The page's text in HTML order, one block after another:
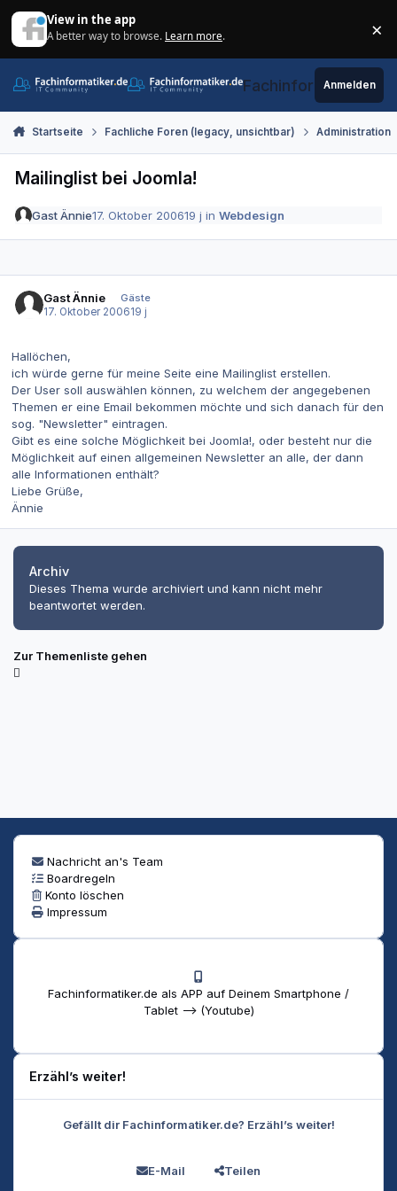
View in the app
A better way to browse. Learn more. ×
Fachinformatiker.de
Anmelden
Startseite Fachliche Foren (legacy, unsichtbar) Administration
Mailinglist bei Joomla!
Gast Ännie17. Oktober 200619 j inWebdesign
Gast Ännie
Gäste
17. Oktober 200619 j
Hallöchen,
ich würde gerne für meine Seite eine Mailinglist erstellen.
Der User soll auswählen können, zu welchem der angegebenen
Themen er eine Email bekommen möchte und sich danach für den
sog. "Newsletter" eintragen.
Gibt es eine solche Möglichkeit bei Joomla!, oder besteht nur die
Möglichkeit auf einen allgemeinen Newsletter an alle, der dann
alle Informationen enthält?
Liebe Grüße,
Ännie
Archiv
Dieses Thema wurde archiviert und kann nicht mehr
beantwortet werden.
Zur Themenliste gehen
Nachricht an's Team
Boardregeln
Konto löschen
Impressum
Fachinformatiker.de als APP auf Deinem Smartphone /
Tablet --> (Youtube)
Erzähl’s weiter!
Gefällt dir Fachinformatiker.de? Erzähl’s weiter!
E-Mail Teilen